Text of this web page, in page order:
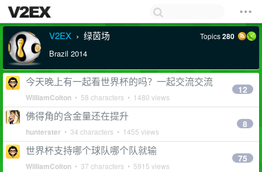
V2EX › 绿茵场 Topics280
Brazil 2014
今天晚上有一起看世界杯的吗？一起交流交流
WilliamColton • 58 characters • 1480 views
12
佛得角的含金量还在提升
hunterster • 34 characters • 1455 views
8
世界杯支持哪个球队哪个队就输
WilliamColton • 37 characters • 5915 views
75